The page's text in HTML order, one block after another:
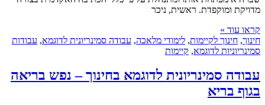
מדויקת ומוקפדת. ראשית, ניכר
קראו עוד »
חינוך, חינוך לקיימות, לימודי מלאכה, עבודה סמינריונית לדוגמא, עבודות
סמינריוניות לדוגמא, קיימות
עבודה סמינריונית לדוגמא בחינוך – נפש בריאה
בגוף בריא